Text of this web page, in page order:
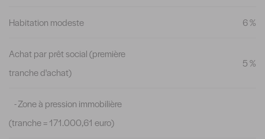
Habitation modeste 6 %
Achat par prêt social (première
tranche d'achat)
5 %
- Zone à pression immobilière
(tranche = 171.000,61 euro)